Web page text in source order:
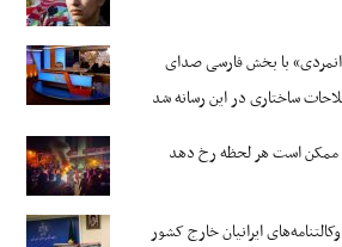
با بخش فارسی صدای
ساختاری در این رسانه شد
ممکن است هر لحظه رخ دهد
ایرانیان خارج کشور